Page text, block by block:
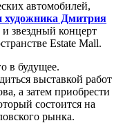
автомобилей,
художника Дмитрия
звездный концерт
Estate Mаll.
в будущее.
выставкой работ
а затем приобрести
состоится на
рынка.